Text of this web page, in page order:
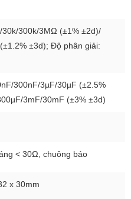
30k/300k/3MΩ (±1% ±2d)/
±3d); Độ phân giải:
300nF/3µF/30µF (±2.5%
3mF/30mF (±3% ±3d)
< 30Ω, chuông báo
x 30mm